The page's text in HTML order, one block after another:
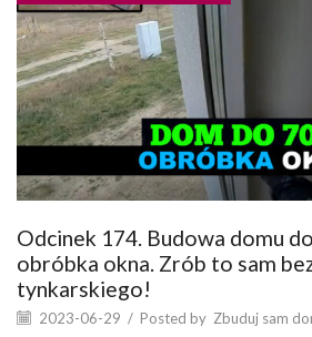
Odcinek 174. Budowa domu
obróbka okna. Zrób to sam
tynkarskiego!
2023-06-29 / Posted by Zbuduj sam